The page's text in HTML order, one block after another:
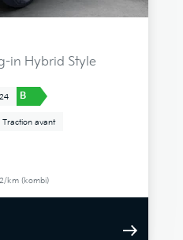
in Hybrid Style
B
Traction avant
km (kombi)